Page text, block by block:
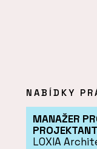
NABÍDKY
MANAŽER
PROJEKTANT
LOXIA